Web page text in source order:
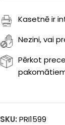
Kasetnē ir
Nezini, vai
Pērkot
SKU: PRI1599